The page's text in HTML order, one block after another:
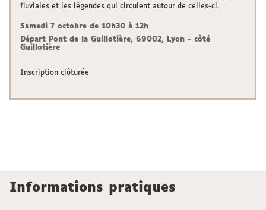
fluviales et les légendes qui circulent autour de celles-ci.
Samedi 7 octobre de 10h30 à 12h
Départ Pont de la Guillotière, 69002, Lyon - côté
Guillotière
Inscription clôturée
Informations pratiques